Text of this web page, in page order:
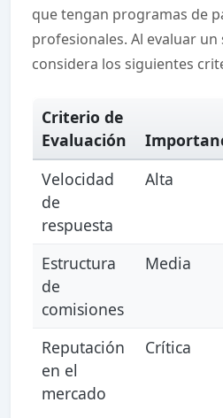
que tengan programas de
profesionales. Al evaluar
considera los siguientes
Criterio de
Evaluación
Velocidad
de
respuesta
Alta
Estructura
de
comisiones
Media
Reputación
en el
mercado
Crítica